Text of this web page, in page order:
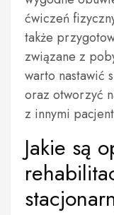
ćwiczeń
także
związane z
warto nastawić
oraz otworzyć
z innymi
Jakie są